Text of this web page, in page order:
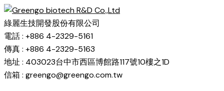
綠麗生技開發股份有限公司
電話 : +886 4-2329-5161
傳真 : +886 4-2329-5163
地址 : 403023台中市西區博館路117號10樓之1D
信箱 : greengo@greengo.com.tw